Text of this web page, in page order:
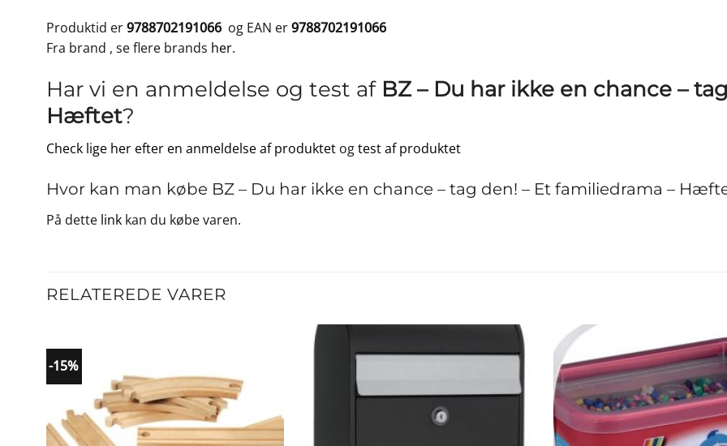
Produktid er9788702191066 og EAN er9788702191066
Fra brand , se flere brands her.
Har vi en anmeldelse og test af BZ – Du har ikke en chance –
Hæftet?
Check lige her efter en anmeldelse af produktet ogtest af produktet
Hvor kan man købe BZ – Du har ikke en chance – tag den! – Et familiedrama –
På dette link kan du købe varen.
RELATEREDE VARER
-15%